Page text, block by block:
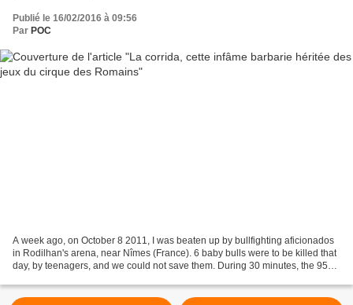
Publié le 16/02/2016 à 09:56
Par POC
A week ago, on October 8 2011, I was beaten up by bullfighting aficionados
in Rodilhan's arena, near Nîmes (France). 6 baby bulls were to be killed that
day, by teenagers, and we could not save them. During 30 minutes, the 95